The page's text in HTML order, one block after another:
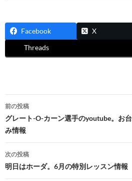
Facebook X
Threads
投
稿
ナ
ビ
ゲ
前の投稿
グレート-O-カーン選手のyoutube。お
み情報
次の投稿
明日はホーダ。6月の特別レッスン情報